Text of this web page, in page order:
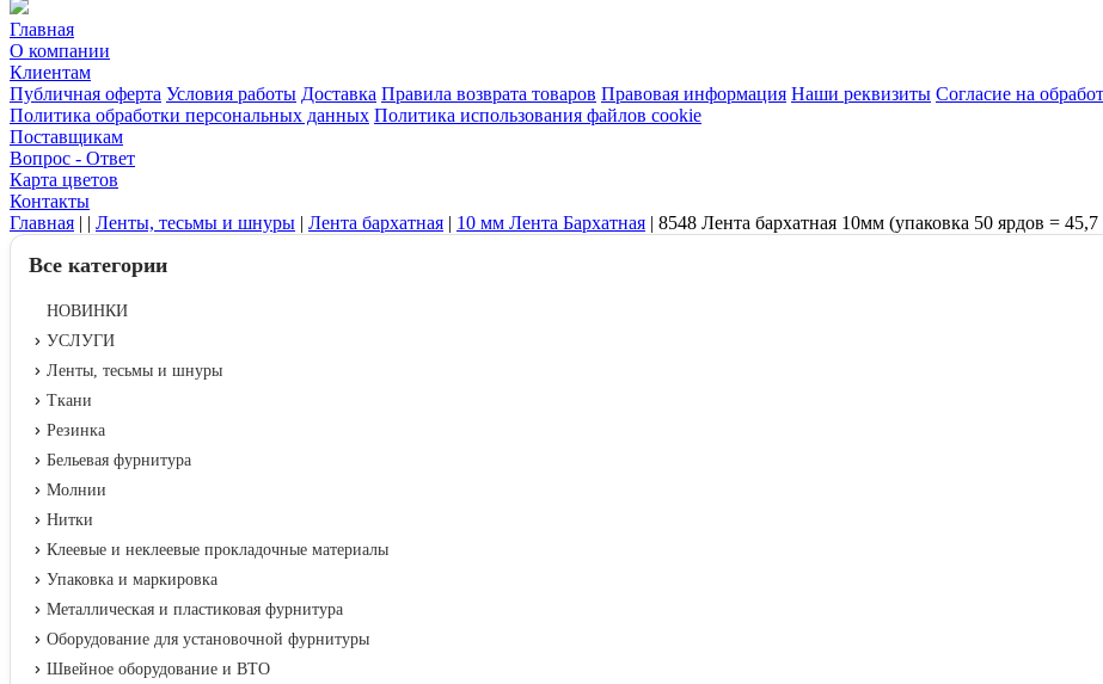
Главная
О компании
Клиентам
Публичная оферта Условия работы Доставка Правила возврата товаров Правовая информация Наши реквизиты Согласие на
Политика обработки персональных данных Политика использования файлов cookie
Поставщикам
Вопрос - Ответ
Карта цветов
Контакты
Главная | | Ленты, тесьмы и шнуры | Лента бархатная | 10 мм Лента Бархатная | 8548 Лента бархатная 10мм (упаковка 50 ярдов =
Все категории
НОВИНКИ
УСЛУГИ
Ленты, тесьмы и шнуры
Ткани
Резинка
Бельевая фурнитура
Молнии
Нитки
Клеевые и неклеевые прокладочные материалы
Упаковка и маркировка
Металлическая и пластиковая фурнитура
Оборудование для установочной фурнитуры
Швейное оборудование и ВТО